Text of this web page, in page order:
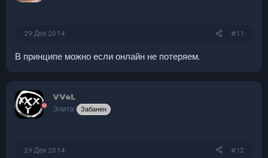
29 Дек 2014 #11
В принципе можно если онлайн не потеряем.
VVeL
Элита Забанен
29 Дек 2014 #12